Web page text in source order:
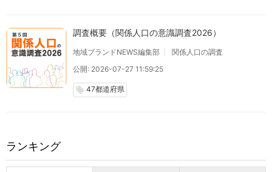
調査概要（関係人口の意識調査2026）
地域ブランドNEWS編集部
関係人口の調査
公開: 2026-07-27 11:59:25
local_offer 47都道府県
ランキング